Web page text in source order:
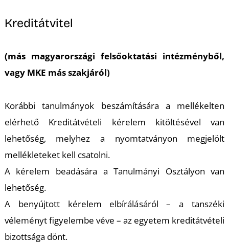
Kreditátvitel
(más magyarországi felsőoktatási intézményből,
vagy MKE más szakjáról)
Korábbi tanulmányok beszámítására a mellékelten
elérhető Kreditátvételi kérelem kitöltésével van
lehetőség, melyhez a nyomtatványon megjelölt
mellékleteket kell csatolni.
A kérelem beadására a Tanulmányi Osztályon van
lehetőség.
A benyújtott kérelem elbírálásáról – a tanszéki
véleményt figyelembe véve – az egyetem kreditátvételi
bizottsága dönt.